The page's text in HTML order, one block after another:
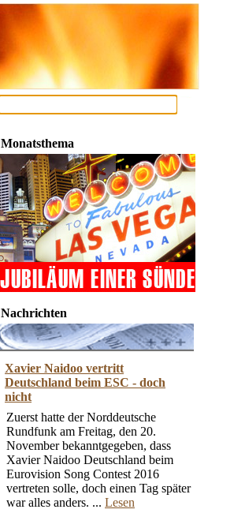
Monatsthema
Nachrichten
Xavier Naidoo vertritt
Deutschland beim ESC - doch
nicht
Zuerst hatte der Norddeutsche
Rundfunk am Freitag, den 20.
November bekanntgegeben, dass
Xavier Naidoo Deutschland beim
Eurovision Song Contest 2016
vertreten solle, doch einen Tag später
war alles anders. ... Lesen